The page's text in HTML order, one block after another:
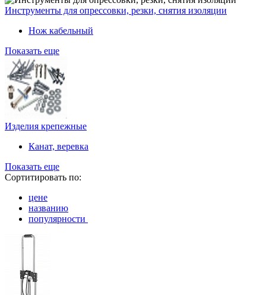
Инструменты для опрессовки, резки, снятия изоляции
Нож кабельный
Показать еще
Изделия крепежные
Канат, веревка
Показать еще
Сортитировать по:
цене
названию
популярности